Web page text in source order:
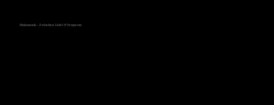
Hokamook - Zwischen Licht & Frequenz